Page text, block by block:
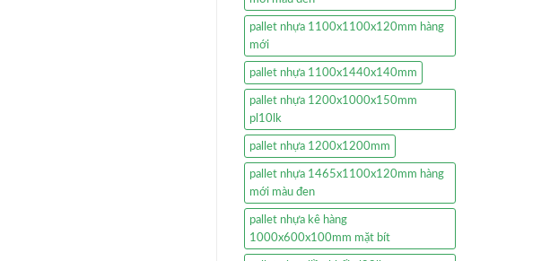
pallet nhựa 1100x1100x120mm hàng
mới
pallet nhựa 1100x1440x140mm
pallet nhựa 1200x1000x150mm
pl10lk
pallet nhựa 1200x1200mm
pallet nhựa 1465x1100x120mm hàng
mới màu đen
pallet nhựa kê hàng
1000x600x100mm mặt bít